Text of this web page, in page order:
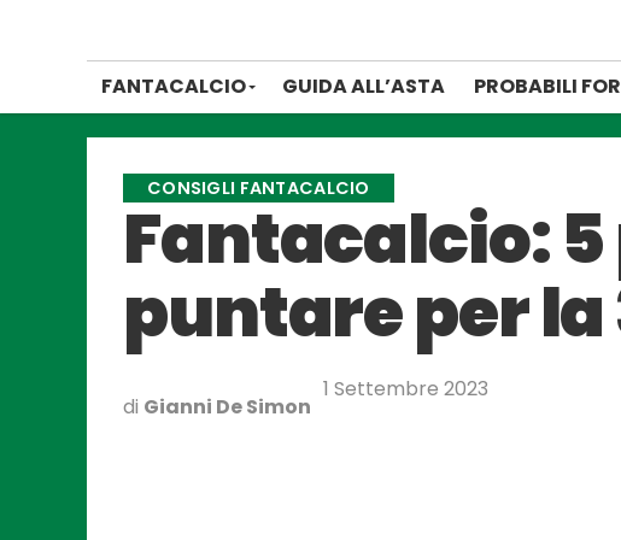
FANTACALCIO GUIDA ALL’ASTA PROBABILI
CONSIGLI FANTACALCIO
Fantacalcio:
puntare per
di Gianni De Simon
1 Settembre 2023